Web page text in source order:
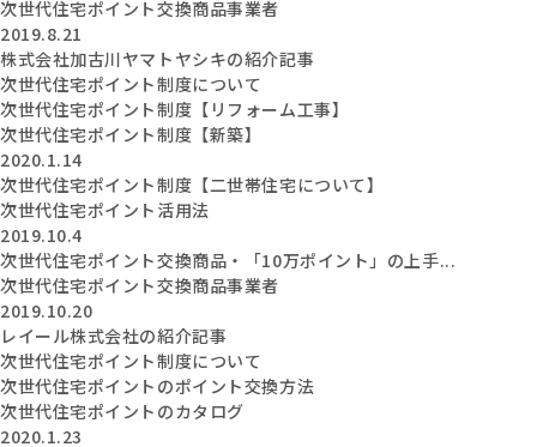
次世代住宅ポイント交換商品事業者
2019.8.21
株式会社加古川ヤマトヤシキの紹介記事
次世代住宅ポイント制度について
次世代住宅ポイント制度【リフォーム工事】
次世代住宅ポイント制度【新築】
2020.1.14
次世代住宅ポイント制度【二世帯住宅について】
次世代住宅ポイント活用法
2019.10.4
次世代住宅ポイント交換商品・「10万ポイント」の上手...
次世代住宅ポイント交換商品事業者
2019.10.20
レイール株式会社の紹介記事
次世代住宅ポイント制度について
次世代住宅ポイントのポイント交換方法
次世代住宅ポイントのカタログ
2020.1.23